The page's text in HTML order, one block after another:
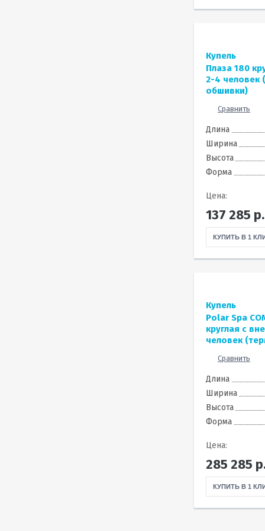
Купель
Плаза 180
2-4 человек
обшивки)
Сравнить
Длина
Ширина
Высота
Форма
Цена:
137 285 р.
КУПИТЬ В 1
Купель
Polar Spa
круглая с
человек
Сравнить
Длина
Ширина
Высота
Форма
Цена:
285 285
КУПИТЬ В 1